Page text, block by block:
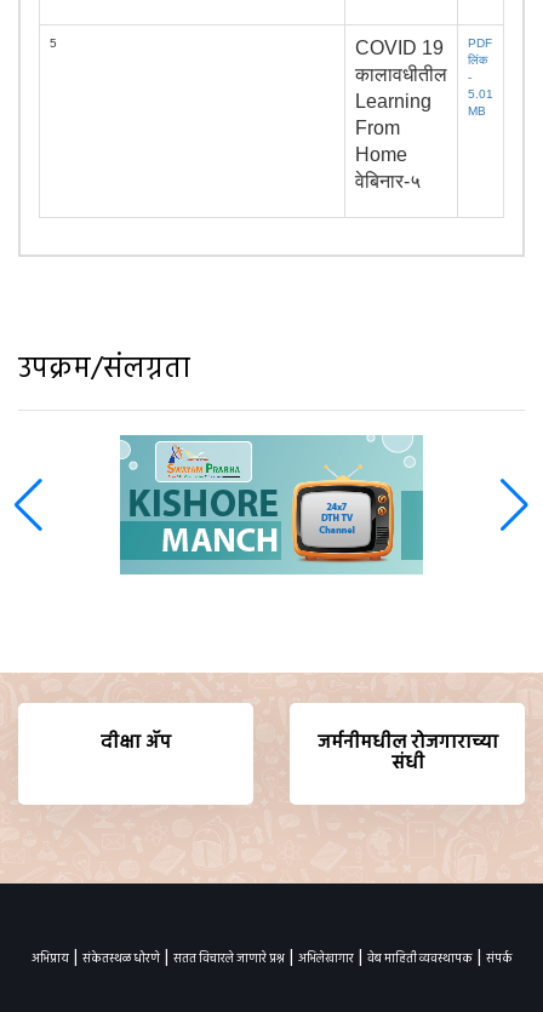
5
COVID 19
कालावधीतील
Learning
From
Home
वेबिनार-५
PDF
लिंक
-
5.01
MB
उपक्रम/संलग्नता
दीक्षा ॲप जर्मनीमधील रोजगाराच्या
संधी
अभिप्राय| संकेतस्थळ धोरणे| सतत विचारले जाणारे प्रश्न| अभिलेखागार| वेब माहिती व्यवस्थापक| संपर्क